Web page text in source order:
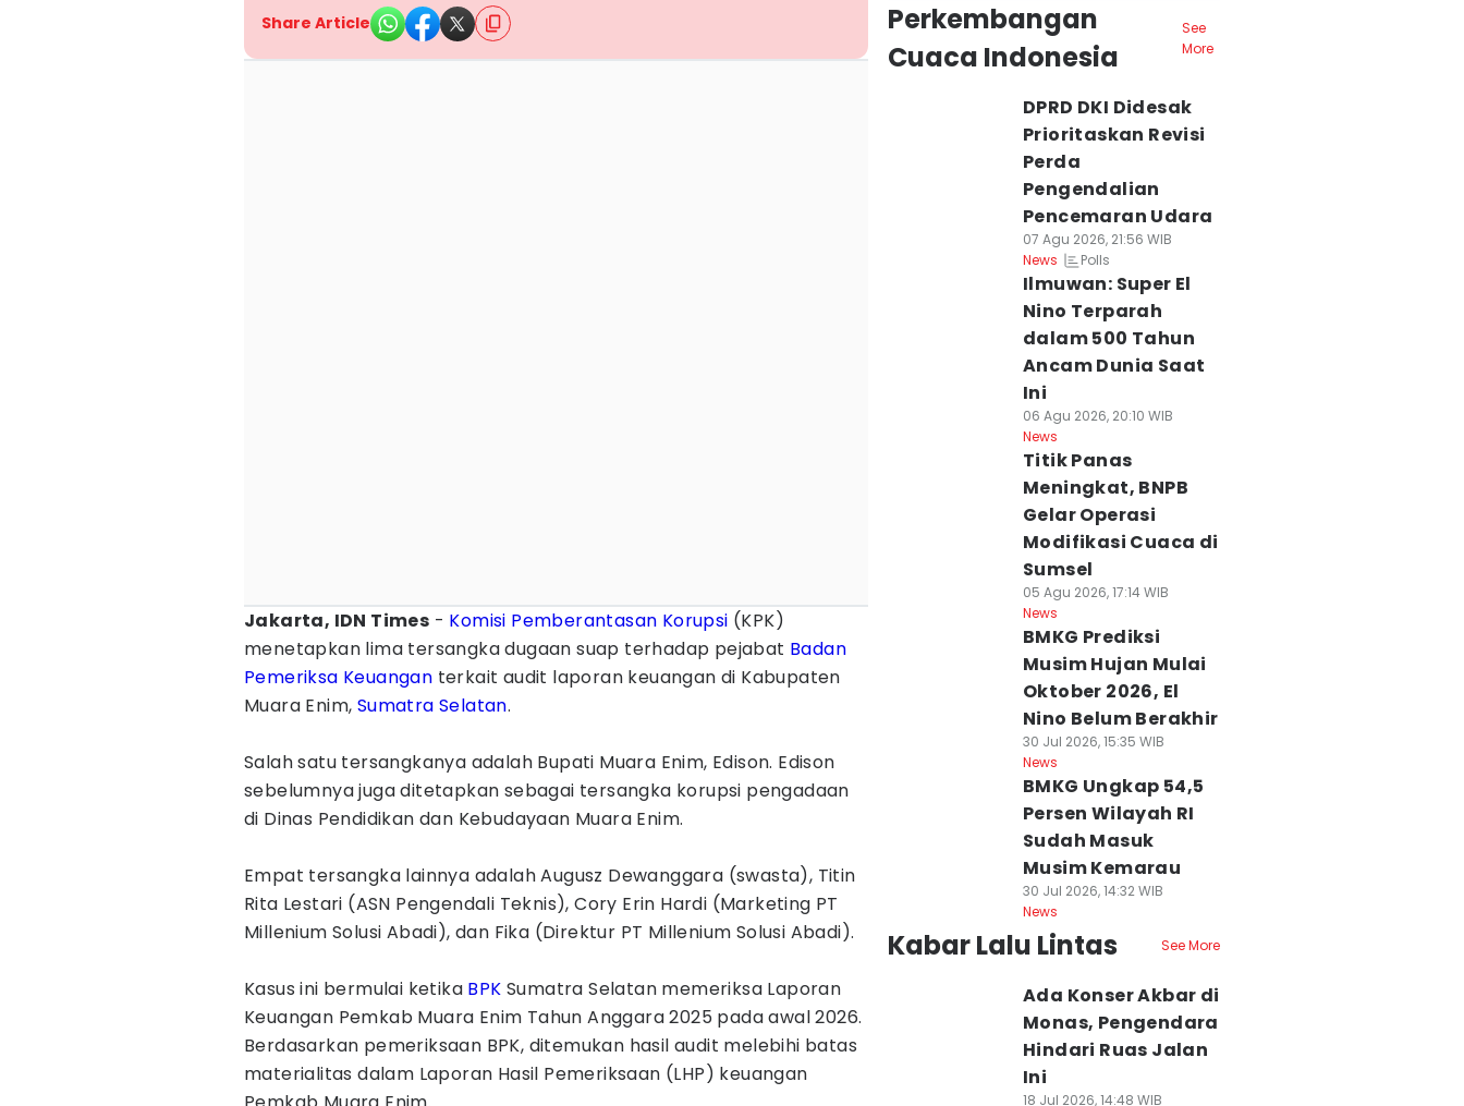
Share Article
Jakarta, IDN Times - Komisi Pemberantasan Korupsi (KPK)
menetapkan lima tersangka dugaan suap terhadap pejabat Badan
Pemeriksa Keuangan terkait audit laporan keuangan di Kabupaten
Muara Enim, Sumatra Selatan.
Salah satu tersangkanya adalah Bupati Muara Enim, Edison. Edison
sebelumnya juga ditetapkan sebagai tersangka korupsi pengadaan
di Dinas Pendidikan dan Kebudayaan Muara Enim.
Empat tersangka lainnya adalah Augusz Dewanggara (swasta), Titin
Rita Lestari (ASN Pengendali Teknis), Cory Erin Hardi (Marketing PT
Millenium Solusi Abadi), dan Fika (Direktur PT Millenium Solusi Abadi).
Kasus ini bermulai ketika BPK Sumatra Selatan memeriksa Laporan
Keuangan Pemkab Muara Enim Tahun Anggara 2025 pada awal 2026.
Berdasarkan pemeriksaan BPK, ditemukan hasil audit melebihi batas
materialitas dalam Laporan Hasil Pemeriksaan (LHP) keuangan
Perkembangan
Cuaca Indonesia
See
More
DPRD DKI Didesak
Prioritaskan Revisi
Perda
Pengendalian
Pencemaran Udara
07 Agu 2026, 21:56 WIB
News
Polls
Ilmuwan: Super El
Nino Terparah
dalam 500 Tahun
Ancam Dunia Saat
Ini
06 Agu 2026, 20:10 WIB
News
Titik Panas
Meningkat, BNPB
Gelar Operasi
Modifikasi Cuaca di
Sumsel
05 Agu 2026, 17:14 WIB
News
BMKG Prediksi
Musim Hujan Mulai
Oktober 2026, El
Nino Belum Berakhir
30 Jul 2026, 15:35 WIB
News
BMKG Ungkap 54,5
Persen Wilayah RI
Sudah Masuk
Musim Kemarau
30 Jul 2026, 14:32 WIB
News
Kabar Lalu Lintas See More
Ada Konser Akbar di
Monas, Pengendara
Hindari Ruas Jalan
Ini
18 Jul 2026, 14:48 WIB